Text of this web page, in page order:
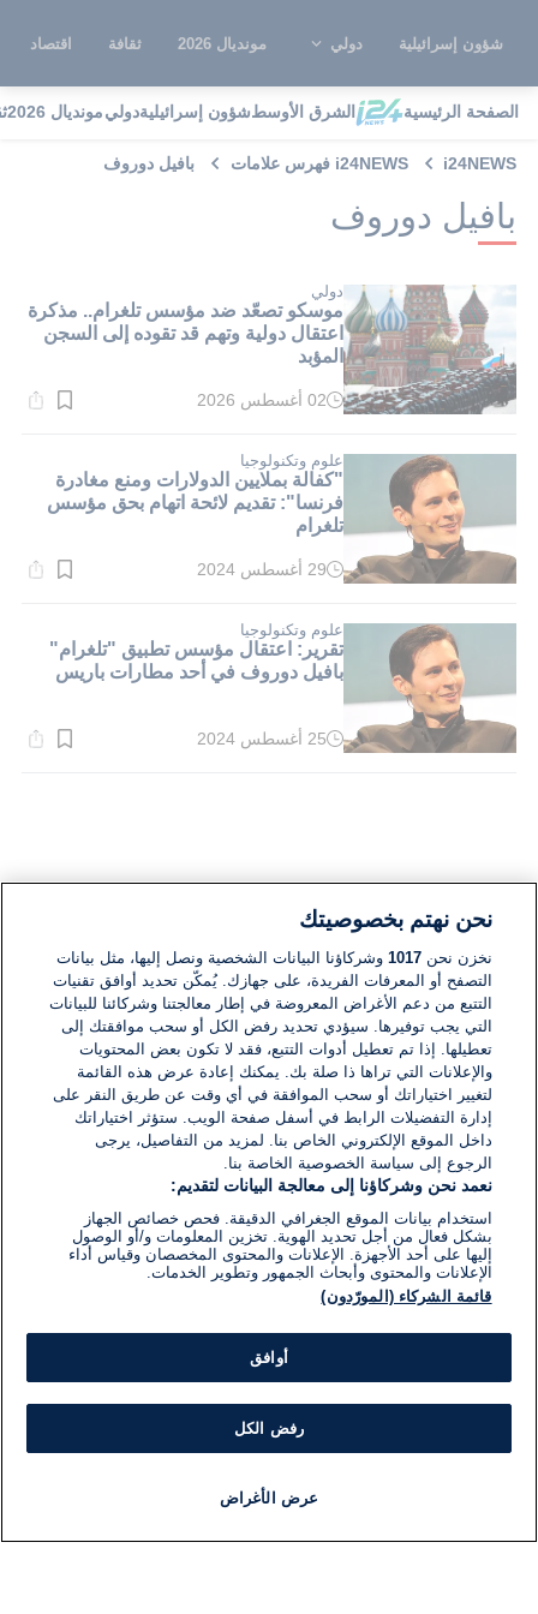
شؤون إسرائيلية دولي مونديال 2026 ثقافة اقتصاد
الصفحة الرئيسية الشرق الأوسطشؤون إسرائيليةدوليمونديال 2026
i24NEWS i24NEWS فهرس علامات بافيل دوروف
بافيل دوروف
دولي
موسكو تصعّد ضد مؤسس تلغرام.. مذكرة
اعتقال دولية وتهم قد تقوده إلى السجن
المؤبد
وقت
دقيقة.
02 أغسطس 2026
علوم وتكنولوجيا
"كفالة بملايين الدولارات ومنع مغادرة
فرنسا": تقديم لائحة اتهام بحق مؤسس
تلغرام
وقت
دقيقة.
29 أغسطس 2024
علوم وتكنولوجيا
تقرير: اعتقال مؤسس تطبيق "تلغرام"
بافيل دوروف في أحد مطارات باريس
وقت
25 أغسطس 2024
نحن نهتم بخصوصيتك
نخزن نحن1017 وشركاؤنا البيانات الشخصية ونصل إليها، مثل بيانات
التصفح أو المعرفات الفريدة، على جهازك. يُمكّن تحديد أوافق تقنيات
التتبع من دعم الأغراض المعروضة في إطار معالجتنا وشركائنا للبيانات
التي يجب توفيرها. سيؤدي تحديد رفض الكل أو سحب موافقتك إلى
تعطيلها. إذا تم تعطيل أدوات التتبع، فقد لا تكون بعض المحتويات
والإعلانات التي تراها ذا صلة بك. يمكنك إعادة عرض هذه القائمة
لتغيير اختياراتك أو سحب الموافقة في أي وقت عن طريق النقر على
إدارة التفضيلات الرابط في أسفل صفحة الويب. ستؤثر اختياراتك
داخل الموقع الإلكتروني الخاص بنا. لمزيد من التفاصيل، يرجى
الرجوع إلى سياسة الخصوصية الخاصة بنا.
نعمد نحن وشركاؤنا إلى معالجة البيانات لتقديم:
استخدام بيانات الموقع الجغرافي الدقيقة. فحص خصائص الجهاز
بشكل فعال من أجل تحديد الهوية. تخزين المعلومات و/أو الوصول
إليها على أحد الأجهزة. الإعلانات والمحتوى المخصصان وقياس أداء
الإعلانات والمحتوى وأبحاث الجمهور وتطوير الخدمات.
قائمة الشركاء (المورّدون)
أوافق
رفض الكل
عرض الأغراض